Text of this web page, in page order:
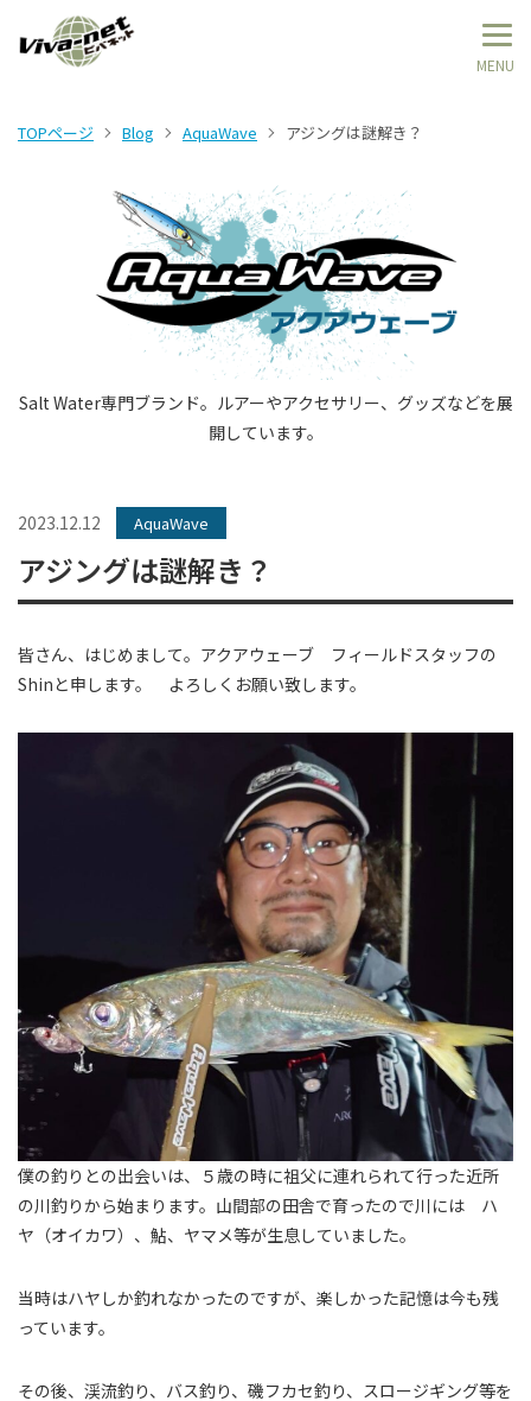
TOPページ Blog AquaWave アジングは謎解き？
Salt Water専門ブランド。ルアーやアクセサリー、グッズなどを展
開しています。
2023.12.12 AquaWave
アジングは謎解き？
皆さん、はじめまして。アクアウェーブ フィールドスタッフの
Shinと申します。 よろしくお願い致します。
僕の釣りとの出会いは、５歳の時に祖父に連れられて行った近所
の川釣りから始まります。山間部の田舎で育ったので川には ハ
ヤ（オイカワ）、鮎、ヤマメ等が生息していました。
当時はハヤしか釣れなかったのですが、楽しかった記憶は今も残
っています。
その後、渓流釣り、バス釣り、磯フカセ釣り、スロージギング等を